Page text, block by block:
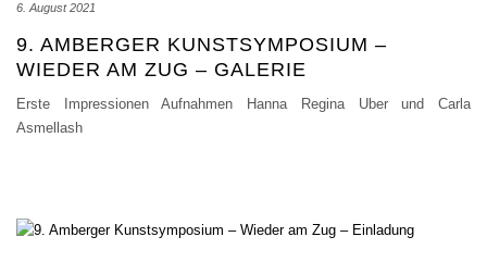
6. August 2021
9. AMBERGER KUNSTSYMPOSIUM –
WIEDER AM ZUG – GALERIE
Erste Impressionen Aufnahmen Hanna Regina Uber und Carla
Asmellash